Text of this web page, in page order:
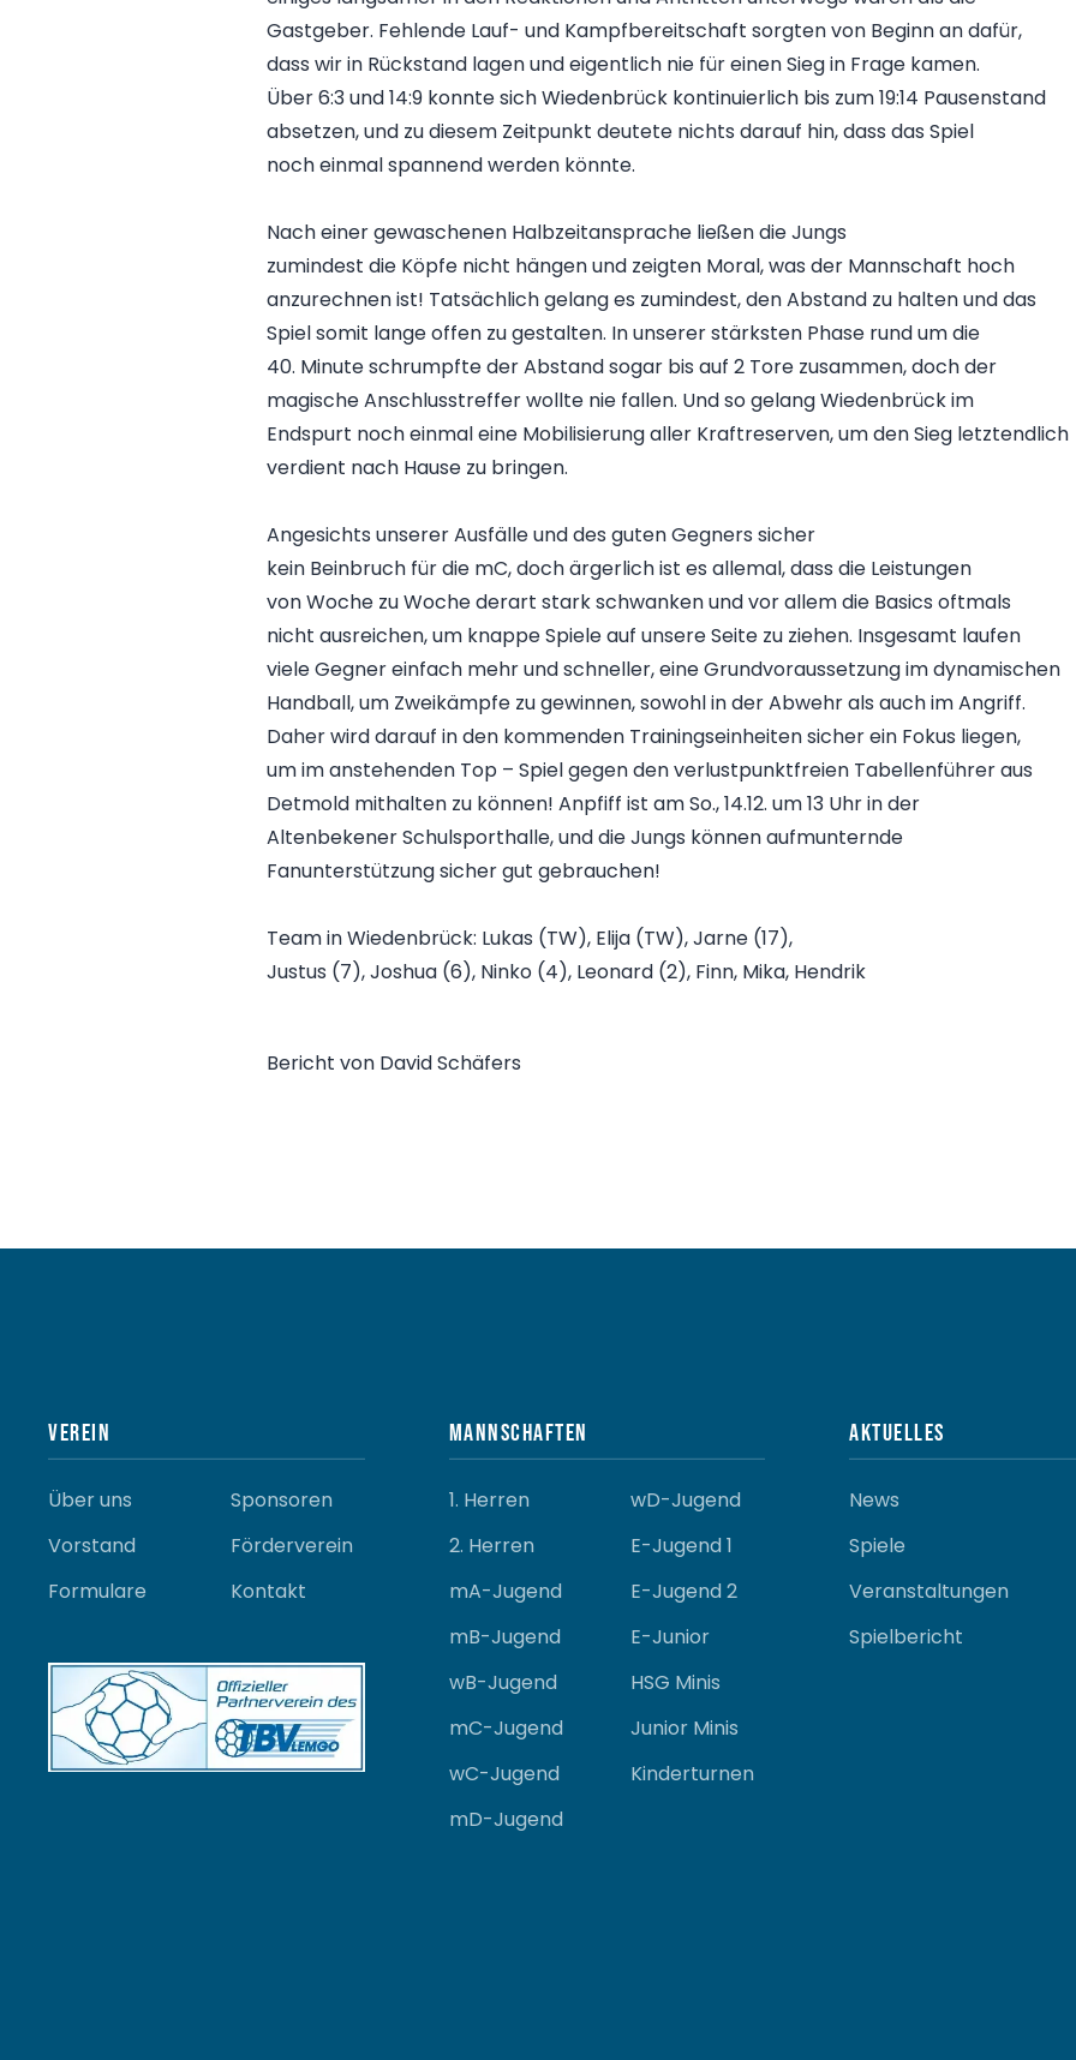
Gastgeber. Fehlende Lauf- und Kampfbereitschaft sorgten von Beginn an dafür,
dass wir in Rückstand lagen und eigentlich nie für einen Sieg in Frage kamen.
Über 6:3 und 14:9 konnte sich Wiedenbrück kontinuierlich bis zum 19:14 Pausenstand
absetzen, und zu diesem Zeitpunkt deutete nichts darauf hin, dass das Spiel
noch einmal spannend werden könnte.
Nach einer gewaschenen Halbzeitansprache ließen die Jungs
zumindest die Köpfe nicht hängen und zeigten Moral, was der Mannschaft hoch
anzurechnen ist! Tatsächlich gelang es zumindest, den Abstand zu halten und das
Spiel somit lange offen zu gestalten. In unserer stärksten Phase rund um die
40. Minute schrumpfte der Abstand sogar bis auf 2 Tore zusammen, doch der
magische Anschlusstreffer wollte nie fallen. Und so gelang Wiedenbrück im
Endspurt noch einmal eine Mobilisierung aller Kraftreserven, um den Sieg letztendlich
verdient nach Hause zu bringen.
Angesichts unserer Ausfälle und des guten Gegners sicher
kein Beinbruch für die mC, doch ärgerlich ist es allemal, dass die Leistungen
von Woche zu Woche derart stark schwanken und vor allem die Basics oftmals
nicht ausreichen, um knappe Spiele auf unsere Seite zu ziehen. Insgesamt laufen
viele Gegner einfach mehr und schneller, eine Grundvoraussetzung im dynamischen
Handball, um Zweikämpfe zu gewinnen, sowohl in der Abwehr als auch im Angriff.
Daher wird darauf in den kommenden Trainingseinheiten sicher ein Fokus liegen,
um im anstehenden Top – Spiel gegen den verlustpunktfreien Tabellenführer aus
Detmold mithalten zu können! Anpfiff ist am So., 14.12. um 13 Uhr in der
Altenbekener Schulsporthalle, und die Jungs können aufmunternde
Fanunterstützung sicher gut gebrauchen!
Team in Wiedenbrück: Lukas (TW), Elija (TW), Jarne (17),
Justus (7), Joshua (6), Ninko (4), Leonard (2), Finn, Mika, Hendrik
Bericht von David Schäfers
Verein
Über uns
Vorstand
Formulare
Sponsoren
Förderverein
Kontakt
Mannschaften
1. Herren
2. Herren
mA-Jugend
mB-Jugend
wB-Jugend
mC-Jugend
wC-Jugend
mD-Jugend
wD-Jugend
E-Jugend 1
E-Jugend 2
E-Junior
HSG Minis
Junior Minis
Kinderturnen
Aktuelles
News
Spiele
Veranstaltungen
Spielbericht